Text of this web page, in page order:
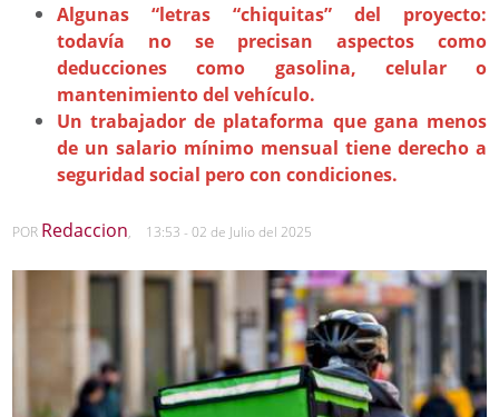
Algunas “letras “chiquitas” del proyecto:
todavía no se precisan aspectos como
deducciones como gasolina, celular o
mantenimiento del vehículo.
Un trabajador de plataforma que gana menos
de un salario mínimo mensual tiene derecho a
seguridad social pero con condiciones.
POR Redaccion, 13:53 - 02 de Julio del 2025